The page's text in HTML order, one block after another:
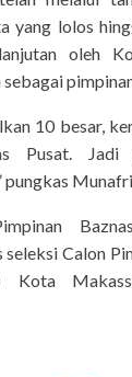
yang lolos
oleh
10 besar,
Pusat.
pungkas
seleksi Calon
Kota